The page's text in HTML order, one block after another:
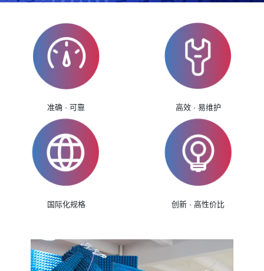
准确 · 可靠 高效 · 易维护
国际化规格 创新 · 高性价比